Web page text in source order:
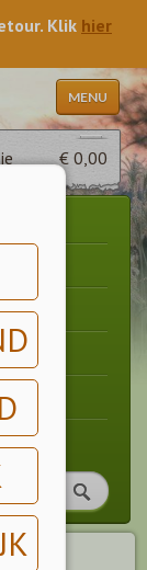
Klik hier
MENU
€ 0,00